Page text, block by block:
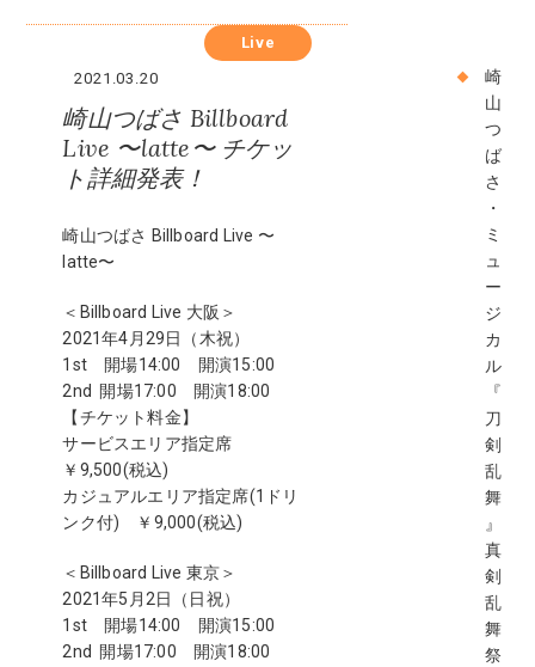
Live
2021.03.20
崎山つばさ Billboard
Live 〜latte〜 チケッ
ト詳細発表！
崎山つばさ Billboard Live 〜
latte〜
＜Billboard Live 大阪＞
2021年4月29日（木祝）
1st 開場14:00 開演15:00
2nd 開場17:00 開演18:00
【チケット料金】
サービスエリア指定席
￥9,500(税込)
カジュアルエリア指定席(1ドリ
ンク付) ￥9,000(税込)
＜Billboard Live 東京＞
2021年5月2日（日祝）
1st 開場14:00 開演15:00
2nd 開場17:00 開演18:00
崎
山
つ
ば
さ
・
ミ
ュ
ー
ジ
カ
ル
『
刀
剣
乱
舞
』
真
剣
乱
舞
祭